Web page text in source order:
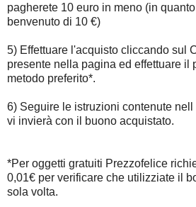
pagherete 10 euro in meno (in
benvenuto di 10 €)
5) Effettuare l'acquisto cliccando sul
presente nella pagina ed effettuare il
metodo preferito*.
6) Seguire le istruzioni contenute
vi invierà con il buono acquistato.
*Per oggetti gratuiti Prezzofelice
0,01€ per verificare che utilizziate il
sola volta.